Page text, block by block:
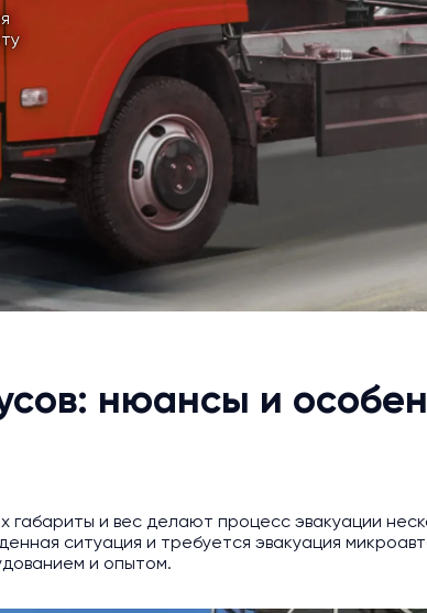
нюансы и
габариты и вес делают процесс эвакуации
ситуация и требуется эвакуация
и опытом.